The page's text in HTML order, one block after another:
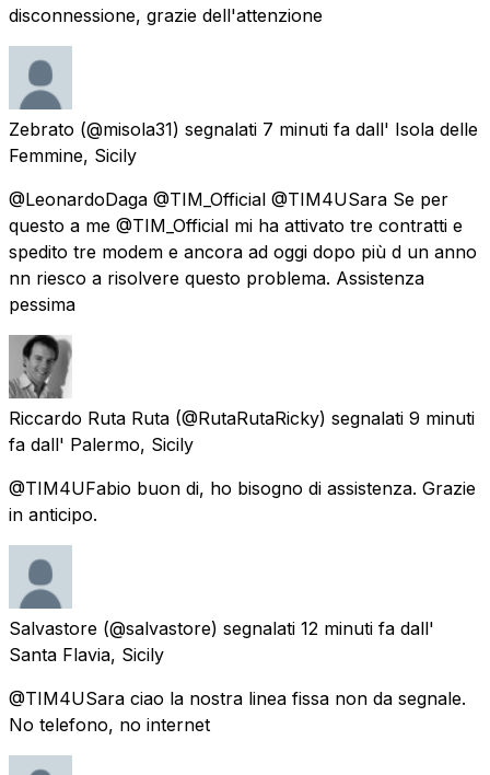
disconnessione, grazie dell'attenzione
Zebrato (@misola31) segnalati 7 minuti fa dall' Isola delle
Femmine, Sicily
@LeonardoDaga @TIM_Official @TIM4USara Se per
questo a me @TIM_Official mi ha attivato tre contratti e
spedito tre modem e ancora ad oggi dopo più d un anno
nn riesco a risolvere questo problema. Assistenza
pessima
Riccardo Ruta Ruta (@RutaRutaRicky) segnalati 9 minuti
fa dall' Palermo, Sicily
@TIM4UFabio buon di, ho bisogno di assistenza. Grazie
in anticipo.
Salvastore (@salvastore) segnalati 12 minuti fa dall'
Santa Flavia, Sicily
@TIM4USara ciao la nostra linea fissa non da segnale.
No telefono, no internet